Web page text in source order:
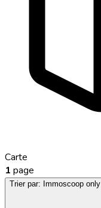
Carte
1 page
Trier par: Immoscoop only